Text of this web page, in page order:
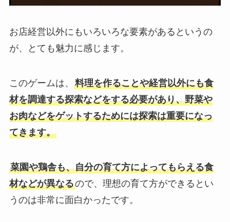
お店経営以外にもいろいろな要素があるというの
が、とても魅力に感じます。
このゲームは、 料理を作ることや経営以外にも食
材を調達する探索などをする必要があり、野菜や
お肉などをゲットするためには探索は重要になっ
てきます。
菜園や鶏舎も、自分の育て方によってもらえる食
材などが異なるので、理想の育て方ができるとい
うのは非常に面白かったです。